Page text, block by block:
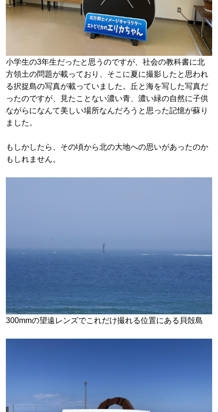
小学生の3年生だったと思うのですが、社会の教科書に北
方領土の問題が載っており、そこに夏に撮影したと思われ
る択捉島の写真が載っていました。丘と海を写した写真だ
ったのですが、見たことない濃い青、濃い緑の自然に子供
ながらになんて美しい場所なんだろうと思った記憶が蘇り
ました。
もしかしたら、その頃から北の大地への思いがあったのか
もしれません。
300mmの望遠レンズでこれだけ撮れる位置にある貝殻島